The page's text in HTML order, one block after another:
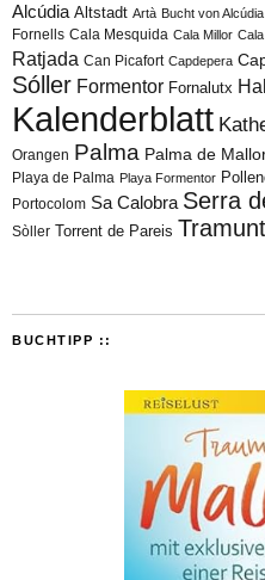
Alcúdia Altstadt Artà Bucht von Alcúdia
Fornells Cala Mesquida Cala Millor
Ratjada Can Picafort Capdepera
Sóller Formentor Fornalutx
Kalenderblatt
Orangen Palma Palma de
Playa de Palma Playa Formentor
Portocolom Sa Calobra Serra
Sòller Torrent de Pareis
BUCHTIPP ::